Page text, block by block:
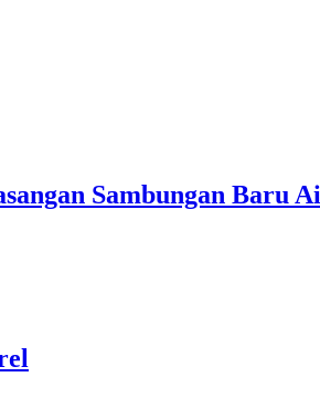
Sambungan Baru